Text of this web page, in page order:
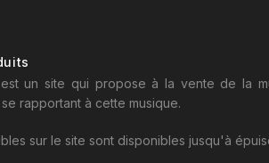
est un site qui propose à la vente de la
rapportant à cette musique.
sur le site sont disponibles jusqu'à